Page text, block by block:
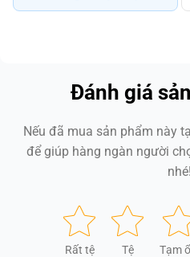
Đánh giá
Nếu đã mua sản phẩm này
để giúp hàng ngàn người
nhé!
Rất tệ Tệ Tạm